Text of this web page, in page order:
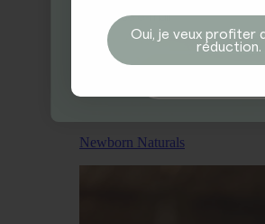
Newborn Naturals
Oui, je veux profiter
réduction.